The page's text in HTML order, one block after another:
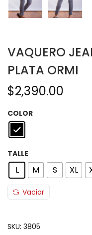
VAQUERO
PLATA ORMI
$2,390.00
COLOR
TALLE
L M S XL
Vaciar
SKU: 3805